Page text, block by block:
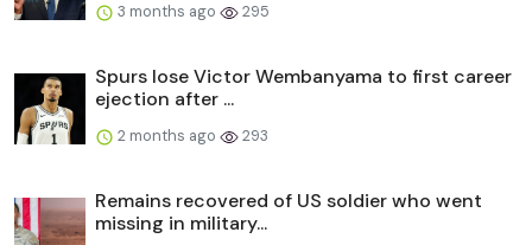
3 months ago 295
Spurs lose Victor Wembanyama to first career
ejection after ...
2 months ago 293
Remains recovered of US soldier who went
missing in military...